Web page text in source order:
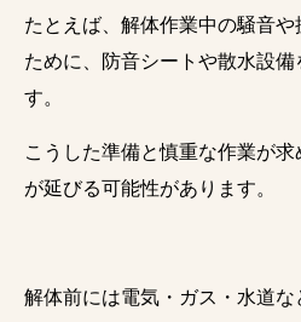
たとえば、解体作業中の騒音
ために、防音シートや散水設備
す。
こうした準備と慎重な作業が
が延びる可能性があります。
解体前には電気・ガス・水道